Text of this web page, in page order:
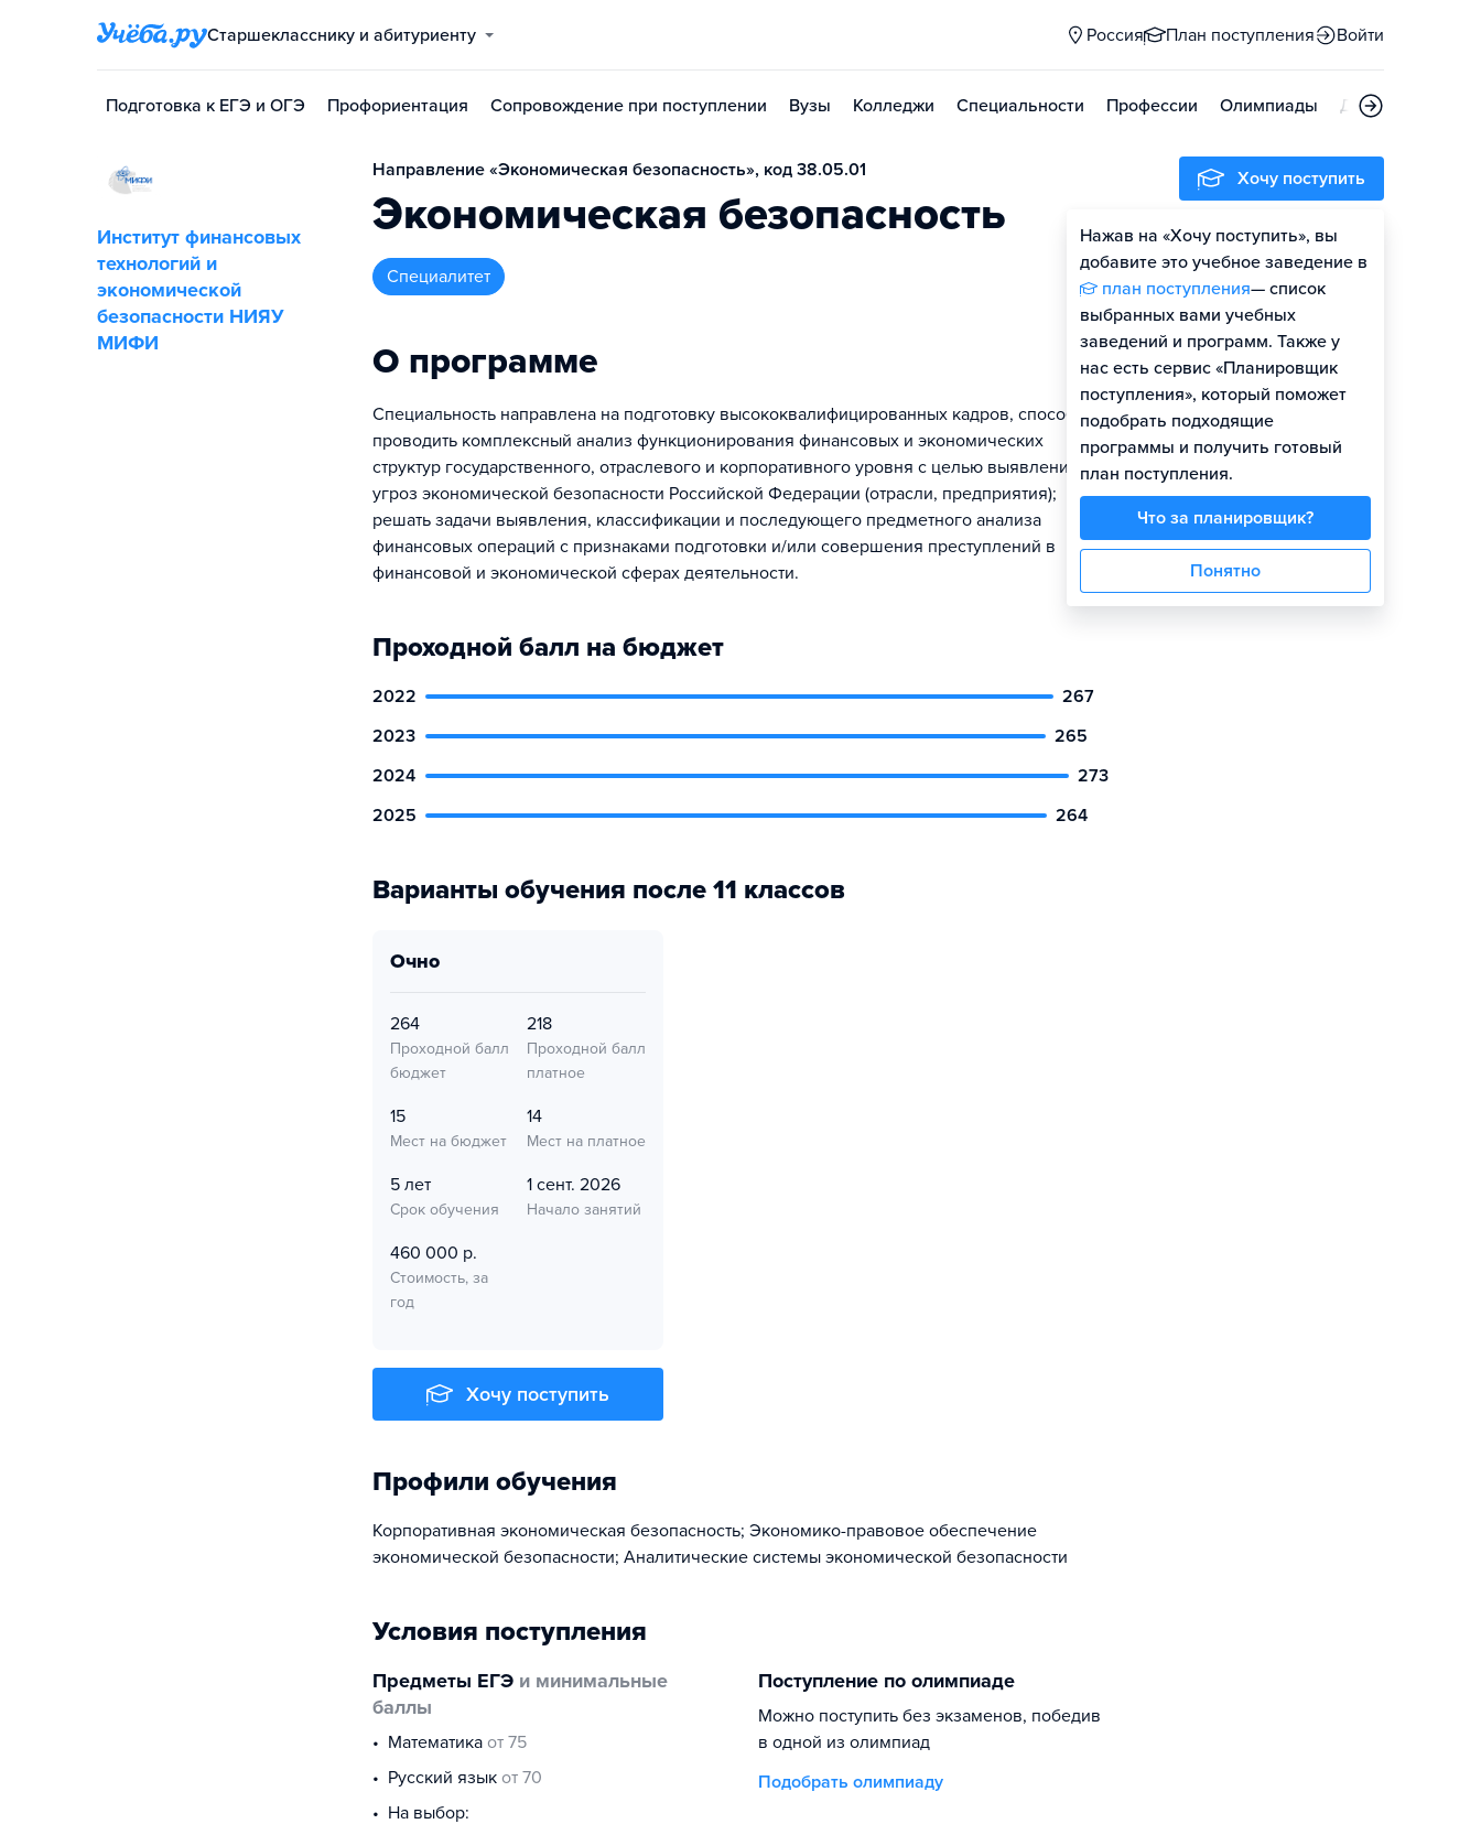
Старшекласснику и абитуриенту Россия План поступления Войти
Подготовка к ЕГЭ и ОГЭ Профориентация Сопровождение при поступлении Вузы Колледжи Специальности Профессии Олимпиады Дни открытых
Институт финансовых
технологий и
экономической
безопасности НИЯУ
МИФИ
Направление «Экономическая безопасность», код 38.05.01
Экономическая безопасность
специалитет
О программе
Специальность направлена на подготовку высококвалифицированных кадров, способных
проводить комплексный анализ функционирования финансовых и экономических
структур государственного, отраслевого и корпоративного уровня с целью выявления
угроз экономической безопасности Российской Федерации (отрасли, предприятия);
решать задачи выявления, классификации и последующего предметного анализа
финансовых операций с признаками подготовки и/или совершения преступлений в
финансовой и экономической сферах деятельности.
Проходной балл на бюджет
2022
267
2023
265
2024
273
2025
264
Варианты обучения после 11 классов
очно
264
Проходной балл
бюджет
218
Проходной балл
платное
15
Мест на бюджет
14
Мест на платное
5 лет
Срок обучения
1 сент. 2026
Начало занятий
460 000 р.
Стоимость, за
год
Хочу поступить
Профили обучения
Корпоративная экономическая безопасность; Экономико-правовое обеспечение
экономической безопасности; Аналитические системы экономической безопасности
Условия поступления
Предметы ЕГЭ и минимальные
баллы
математика от 75
русский язык от 70
На выбор:
Поступление по олимпиаде
Можно поступить без экзаменов, победив
в одной из олимпиад
Подобрать олимпиаду
Хочу поступить
Нажав на «Хочу поступить», вы
добавите это учебное заведение в
план поступления— список
выбранных вами учебных
заведений и программ. Также у
нас есть сервис «Планировщик
поступления», который поможет
подобрать подходящие
программы и получить готовый
план поступления.
Что за планировщик?
Понятно
Оценить шансы